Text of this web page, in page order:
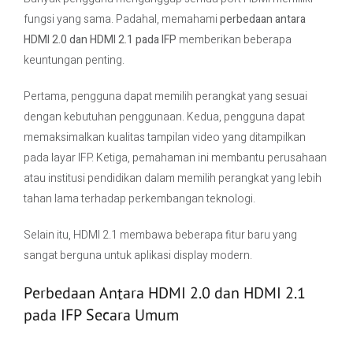
fungsi yang sama. Padahal, memahamiperbedaan antara
HDMI 2.0 dan HDMI 2.1 pada IFP memberikan beberapa
keuntungan penting.
Pertama, pengguna dapat memilih perangkat yang sesuai
dengan kebutuhan penggunaan. Kedua, pengguna dapat
memaksimalkan kualitas tampilan video yang ditampilkan
pada layar IFP. Ketiga, pemahaman ini membantu perusahaan
atau institusi pendidikan dalam memilih perangkat yang lebih
tahan lama terhadap perkembangan teknologi.
Selain itu, HDMI 2.1 membawa beberapa fitur baru yang
sangat berguna untuk aplikasi display modern.
Perbedaan Antara HDMI 2.0 dan HDMI 2.1
pada IFP Secara Umum